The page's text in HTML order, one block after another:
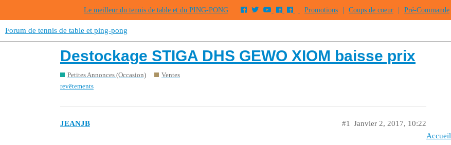
Le meilleur du tennis de table et du PING-PONG Promotions Coups de coeur Pré-Commande
Forum de tennis de table et ping-pong
Destockage STIGA DHS GEWO XIOM baisse prix
Petites Annonces (Occasion)
Ventes
revêtements
JEANJB Janvier 2, 2017, 10:22
#1
Accueil